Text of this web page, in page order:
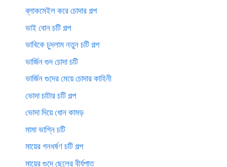
ব্লাকমেইল করে চোদার গল্প
ভাই বোন চটি গল্প
ভাবিকে চুদলাম নতুন চটি গল্প
ভার্জিন গুদ চোদা চটি
ভার্জিন গুদের মেয়ে চোদার কাহিনী
ভোদা চাটার চটি গল্প
ভোদা দিয়ে ধোন কামড়
মামা ভাগ্নি চটি
মায়ের গনধর্ষণ চটি গল্প
মায়ের গুদে ছেলের বীর্যপাত